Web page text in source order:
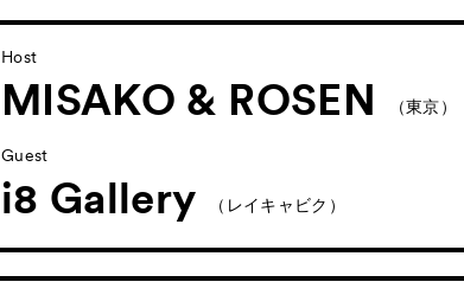
Host
MISAKO & ROSEN （東京）
Guest
i8 Gallery （レイキャビク）